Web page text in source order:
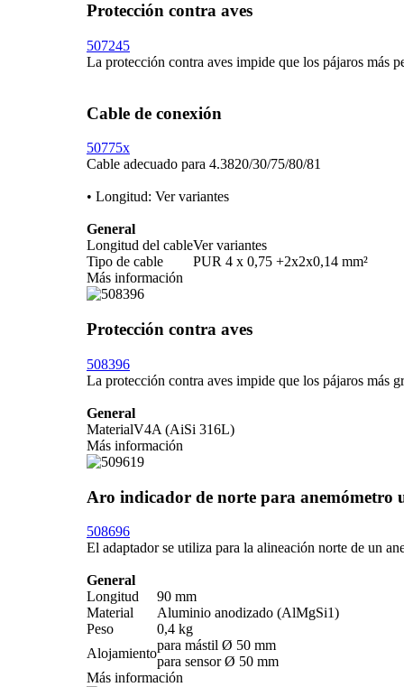
Protección contra aves
507245
La protección contra aves impide que los pájaros más
Cable de conexión
50775x
Cable adecuado para 4.3820/­30/­75/­80/­81
• Longitud: Ver variantes
General
Longitud del cableVer variantes
Tipo de cable
PUR 4 x 0,75 +2x2x0,14 mm²
Más información
Protección contra aves
508396
La protección contra aves impide que los pájaros más
General
MaterialV4A (AiSi 316L)
Más información
Aro indicador de norte para anemómetro
508696
El adaptador se utiliza para la alineación norte de un
General
Longitud
90 mm
Material
Aluminio anodizado (AlMgSi1)
Peso
0,4 kg
Alojamiento
para mástil Ø 50 mm
para sensor Ø 50 mm
Más información